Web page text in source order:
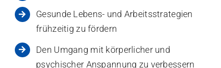
Gesunde Lebens- und Arbeitsstrategien
frühzeitig zu fördern
Den Umgang mit körperlicher und
psychischer Anspannung zu verbessern